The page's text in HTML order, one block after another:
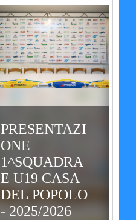
PRESENTAZI
ONE
1^SQUADRA
E U19 CASA
DEL POPOLO
- 2025/2026